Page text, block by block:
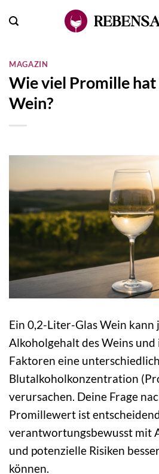
Inhalt
MAGAZIN
Wie viel Promille hat
Wein?
Ein 0,2-Liter-Glas Wein kann
Alkoholgehalt des Weins
Faktoren eine
Blutalkoholkonzentration
verursachen. Deine Frage
Promillewert ist
verantwortungsbewusst mit
und potenzielle Risiken
können.